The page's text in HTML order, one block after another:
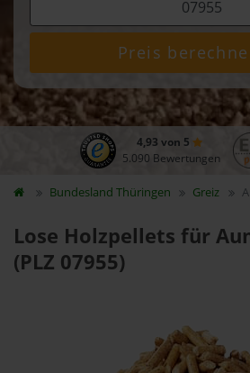
Preis
4,93 von 5
5.090 Bewertungen
Bundesland Thüringen Greiz
Lose Holzpellets für
(PLZ 07955)